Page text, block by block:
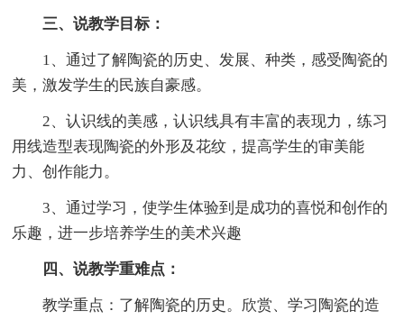
三、说教学目标：
1、通过了解陶瓷的历史、发展、种类，感受陶瓷的
美，激发学生的民族自豪感。
2、认识线的美感，认识线具有丰富的表现力，练习
用线造型表现陶瓷的外形及花纹，提高学生的审美能
力、创作能力。
3、通过学习，使学生体验到是成功的喜悦和创作的
乐趣，进一步培养学生的美术兴趣
四、说教学重难点：
教学重点：了解陶瓷的历史。欣赏、学习陶瓷的造